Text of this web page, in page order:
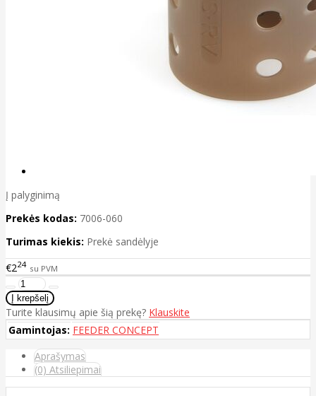
Į palyginimą
Prekės kodas: 7006-060
Turimas kiekis: Prekė sandėlyje
€224 su PVM
Turite klausimų apie šią prekę? Klauskite
Gamintojas: FEEDER CONCEPT
Aprašymas
(0) Atsiliepimai